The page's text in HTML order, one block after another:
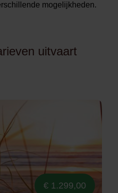
mogelijkheden.
uitvaart
€ 1.299,00